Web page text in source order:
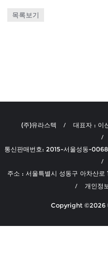
목록보기
(주)유라스텍 대표자 : 이
통신판매번호: 2015-서울성동-
주소 : 서울특별시 성동구 아차산
개인정
Copyright ©2026